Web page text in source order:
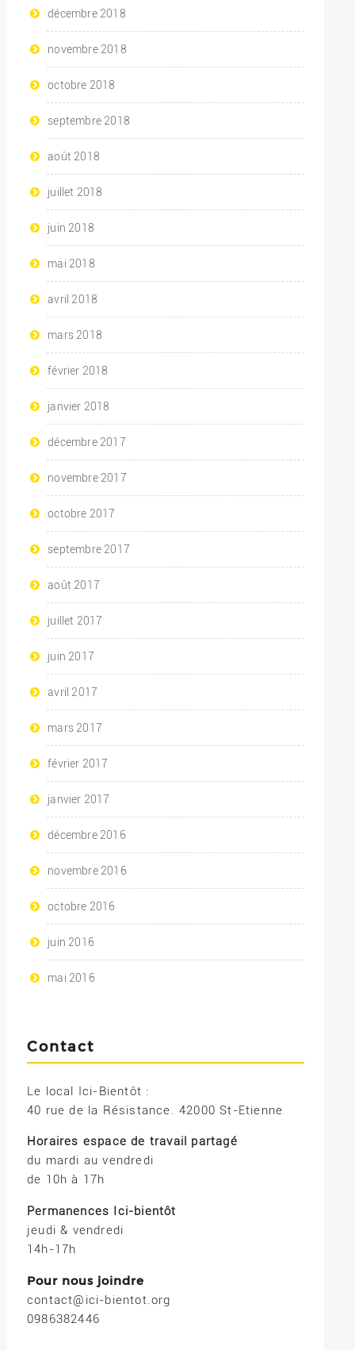
décembre 2018
novembre 2018
octobre 2018
septembre 2018
août 2018
juillet 2018
juin 2018
mai 2018
avril 2018
mars 2018
février 2018
janvier 2018
décembre 2017
novembre 2017
octobre 2017
septembre 2017
août 2017
juillet 2017
juin 2017
avril 2017
mars 2017
février 2017
janvier 2017
décembre 2016
novembre 2016
octobre 2016
juin 2016
mai 2016
Contact
Le local Ici-Bientôt :
40 rue de la Résistance. 42000 St-Etienne
Horaires espace de travail partagé
du mardi au vendredi
de 10h à 17h
Permanences Ici-bientôt
jeudi & vendredi
14h-17h
Pour nous joindre
contact@ici-bientot.org
0986382446